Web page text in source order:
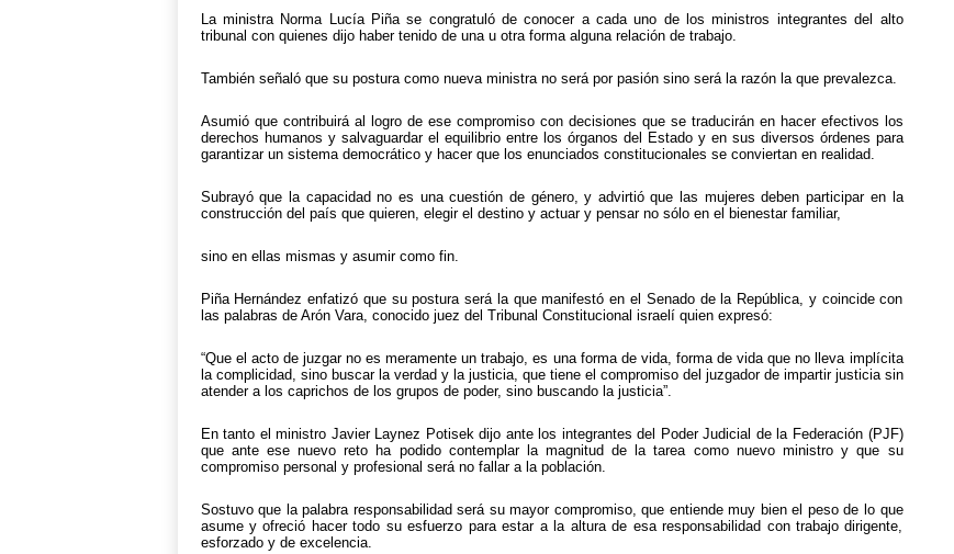
La ministra Norma Lucía Piña se congratuló de conocer a cada uno de los ministros integrantes del alto
tribunal con quienes dijo haber tenido de una u otra forma alguna relación de trabajo.
También señaló que su postura como nueva ministra no será por pasión sino será la razón la que prevalezca.
Asumió que contribuirá al logro de ese compromiso con decisiones que se traducirán en hacer efectivos los
derechos humanos y salvaguardar el equilibrio entre los órganos del Estado y en sus diversos órdenes para
garantizar un sistema democrático y hacer que los enunciados constitucionales se conviertan en realidad.
Subrayó que la capacidad no es una cuestión de género, y advirtió que las mujeres deben participar en la
construcción del país que quieren, elegir el destino y actuar y pensar no sólo en el bienestar familiar,
sino en ellas mismas y asumir como fin.
Piña Hernández enfatizó que su postura será la que manifestó en el Senado de la República, y coincide con
las palabras de Arón Vara, conocido juez del Tribunal Constitucional israelí quien expresó:
“Que el acto de juzgar no es meramente un trabajo, es una forma de vida, forma de vida que no lleva implícita
la complicidad, sino buscar la verdad y la justicia, que tiene el compromiso del juzgador de impartir justicia sin
atender a los caprichos de los grupos de poder, sino buscando la justicia”.
En tanto el ministro Javier Laynez Potisek dijo ante los integrantes del Poder Judicial de la Federación (PJF)
que ante ese nuevo reto ha podido contemplar la magnitud de la tarea como nuevo ministro y que su
compromiso personal y profesional será no fallar a la población.
Sostuvo que la palabra responsabilidad será su mayor compromiso, que entiende muy bien el peso de lo que
asume y ofreció hacer todo su esfuerzo para estar a la altura de esa responsabilidad con trabajo dirigente,
esforzado y de excelencia.